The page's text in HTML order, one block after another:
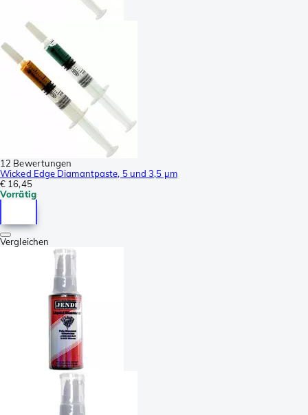
12 Bewertungen
Wicked Edge Diamantpaste, 5 und 3,5 µm
€ 16,45
Vorrätig
Vergleichen